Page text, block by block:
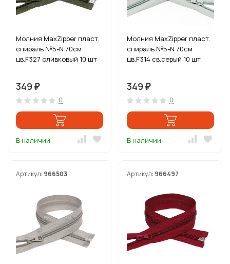
Молния MaxZipper пласт.
спираль №5-N 70см
цв.F327 оливковый 10 шт
349 ₽
0
В наличии
Молния MaxZipper пласт.
спираль №5-N 70см
цв.F314 св.серый 10 шт
349 ₽
0
В наличии
Артикул: 966503 Артикул: 966497